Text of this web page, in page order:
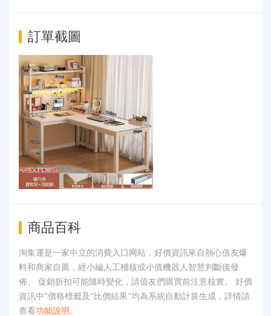
訂單截圖
商品百科
淘集運是一家中立的消費入口网站，好價資訊來自熱心值友爆
料和商家自薦，經小編人工稽核或小值機器人智慧判斷後發
佈。 促銷折扣可能隨時變化，請值友們購買前注意核實。 好價
資訊中“價格標籤及“比價結果”均為系統自動計算生成，詳情請
查看功能說明 。